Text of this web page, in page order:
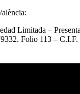
Limitada –
Folio 113 –